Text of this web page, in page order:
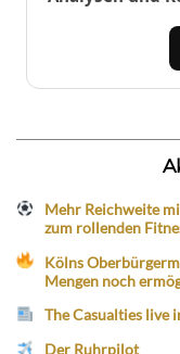
Mehr Reichweite
zum rollenden
Kölns
Mengen noch
The Casualties live
Der Ruhrpilot